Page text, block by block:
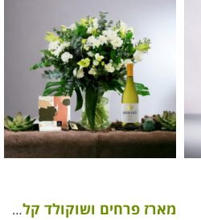
מארז פרחים ושוקולד קלאסי לכל שמחה